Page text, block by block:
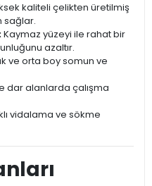
kaliteli çelikten üretilmiş
sağlar.
Kaymaz yüzeyi ile rahat bir
azaltır.
ve orta boy somun ve
dar alanlarda çalışma
vidalama ve sökme